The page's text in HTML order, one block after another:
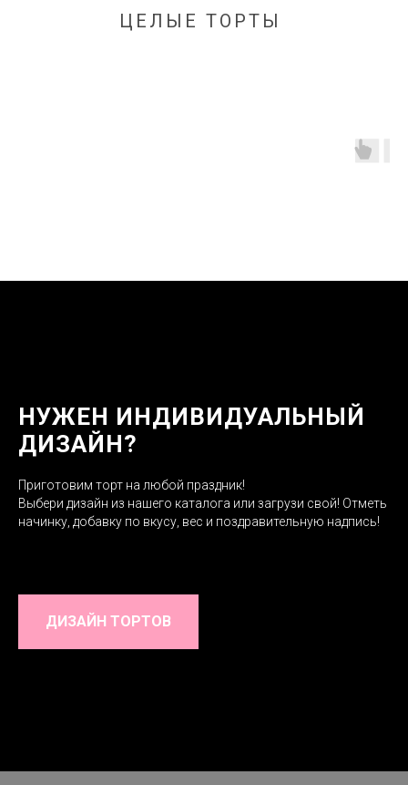
ЦЕЛЫЕ ТОРТЫ
НУЖЕН ИНДИВИДУАЛЬНЫЙ
ДИЗАЙН?
Приготовим торт на любой праздник!
Выбери дизайн из нашего каталога или загрузи свой! Отметь
начинку, добавку по вкусу, вес и поздравительную надпись!
ДИЗАЙН ТОРТОВ